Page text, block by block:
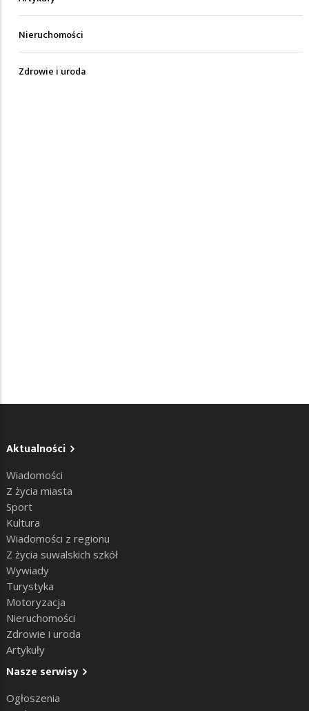
Nieruchomości
Zdrowie i uroda
Aktualności
Wiadomości
Z życia miasta
Sport
Kultura
Wiadomości z regionu
Z życia suwalskich szkół
Wywiady
Turystyka
Motoryzacja
Nieruchomości
Zdrowie i uroda
Artykuły
Nasze serwisy
Ogłoszenia